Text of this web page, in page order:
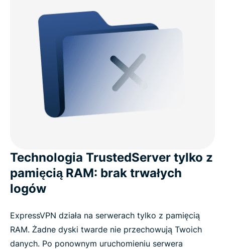
Technologia TrustedServer tylko z
pamięcią RAM: brak trwałych
logów
ExpressVPN działa na serwerach tylko z pamięcią
RAM. Żadne dyski twarde nie przechowują Twoich
danych. Po ponownym uruchomieniu serwera